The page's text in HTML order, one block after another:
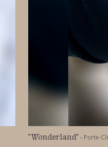
"Wonderland" - Porte-